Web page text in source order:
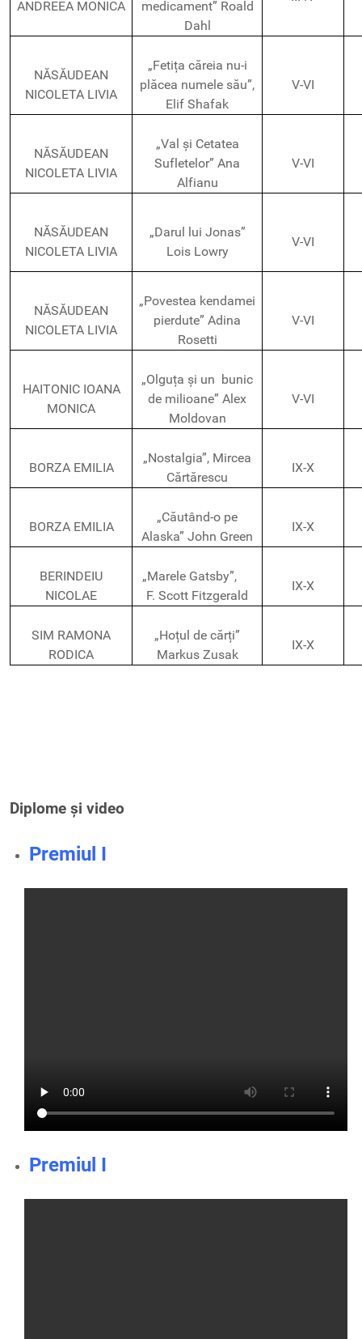
ANDREEA MONICA
medicament” Roald
Dahl
NĂSĂUDEAN
NICOLETA LIVIA
„Fetița căreia nu-i
plăcea numele său”,
Elif Shafak
V-VI
NĂSĂUDEAN
NICOLETA LIVIA
„Val și Cetatea
Sufletelor” Ana
Alfianu
V-VI
NĂSĂUDEAN
NICOLETA LIVIA
„Darul lui Jonas”
Lois Lowry
V-VI
NĂSĂUDEAN
NICOLETA LIVIA
„Povestea kendamei
pierdute” Adina
Rosetti
V-VI
HAITONIC IOANA
MONICA
„Olguța și un bunic
de milioane” Alex
Moldovan
V-VI
BORZA EMILIA
„Nostalgia”, Mircea
Cărtărescu
IX-X
BORZA EMILIA
„Căutând-o pe
Alaska” John Green
IX-X
BERINDEIU
NICOLAE
„Marele Gatsby”,
F. Scott Fitzgerald
IX-X
SIM RAMONA
RODICA
„Hoțul de cărți”
Markus Zusak
IX-X
Diplome și video
Premiul I
Premiul I